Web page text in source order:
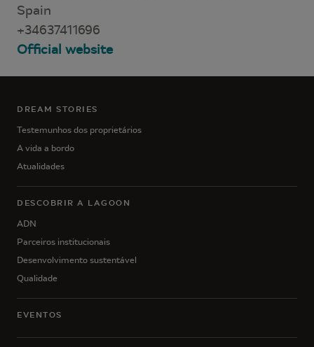
Spain
+34637411696
Official website
DREAM STORIES
Testemunhos dos proprietários
A vida a bordo
Atualidades
DESCOBRIR A LAGOON
ADN
Parceiros institucionais
Desenvolvimento sustentável
Qualidade
EVENTOS